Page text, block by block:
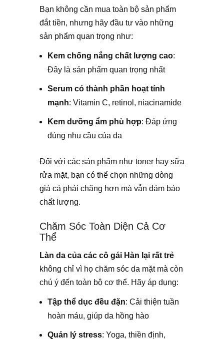
Bạn không cần mua toàn bộ sản phẩm
đắt tiền, nhưng hãy đầu tư vào những
sản phẩm quan trọng như:
Kem chống nắng chất lượng cao:
Đây là sản phẩm quan trọng nhất
Serum có thành phần hoạt tính
mạnh: Vitamin C, retinol, niacinamide
Kem dưỡng ẩm phù hợp: Đáp ứng
đúng nhu cầu của da
Đối với các sản phẩm như toner hay sữa
rửa mặt, bạn có thể chọn những dòng
giá cả phải chăng hơn mà vẫn đảm bảo
chất lượng.
Chăm Sóc Toàn Diện Cả Cơ
Thể
Làn da của các cô gái Hàn lại rất trẻ
không chỉ vì họ chăm sóc da mặt mà còn
chú ý đến toàn bộ cơ thể. Hãy áp dụng:
Tập thể dục đều đặn: Cải thiện tuần
hoàn máu, giúp da hồng hào
Quản lý stress: Yoga, thiền định,